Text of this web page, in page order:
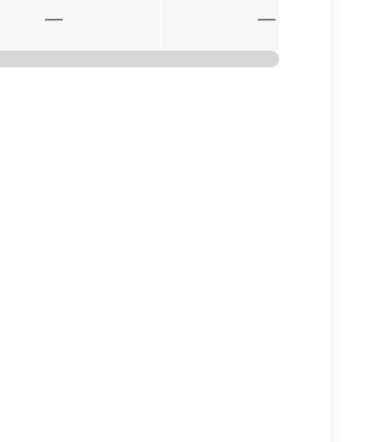
ー ー